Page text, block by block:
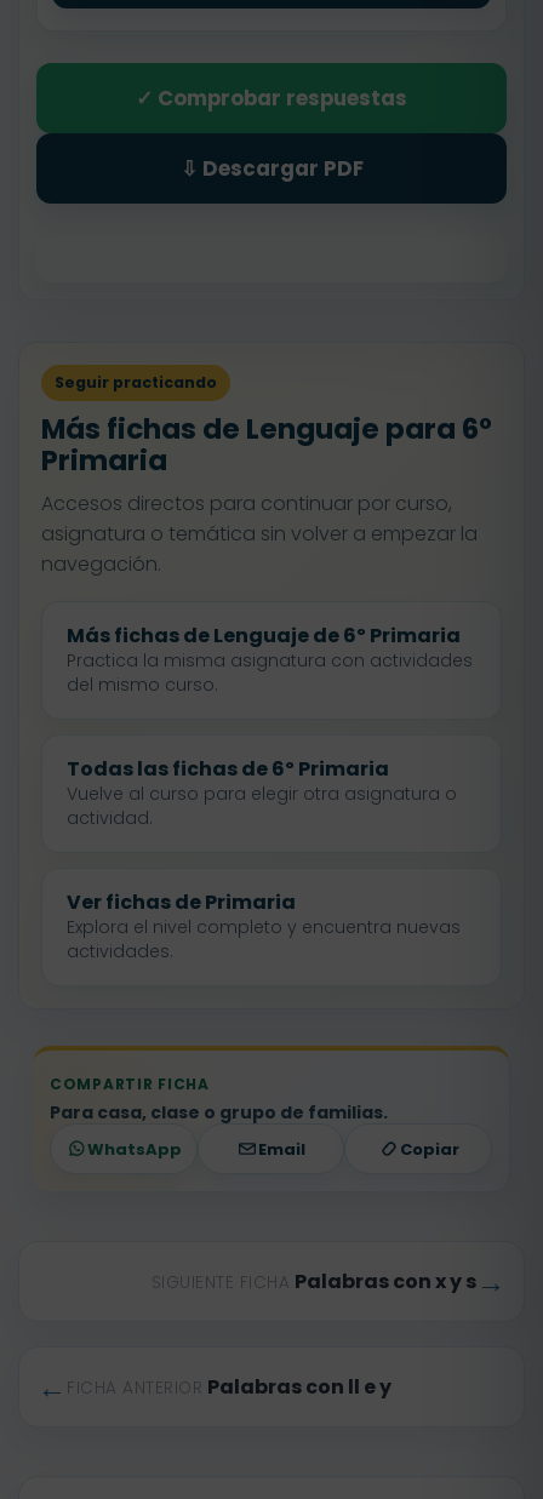
✓ Comprobar respuestas
⇩ Descargar PDF
Seguir practicando
Más fichas de Lenguaje para 6º
Primaria
Accesos directos para continuar por curso,
asignatura o temática sin volver a empezar la
navegación.
Más fichas de Lenguaje de 6º Primaria
Practica la misma asignatura con actividades
del mismo curso.
Todas las fichas de 6º Primaria
Vuelve al curso para elegir otra asignatura o
actividad.
Ver fichas de Primaria
Explora el nivel completo y encuentra nuevas
actividades.
COMPARTIR FICHA
Para casa, clase o grupo de familias.
WhatsApp Email Copiar
← FICHA ANTERIOR Palabras con ll e y
SIGUIENTE FICHA Palabras con x y s →